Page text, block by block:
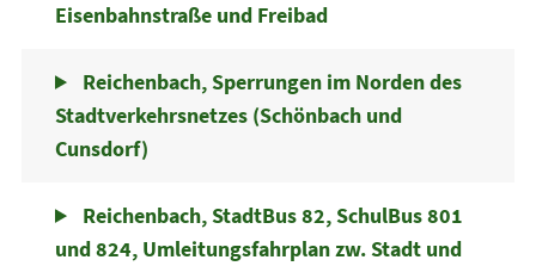
Eisenbahnstraße und Freibad
Reichenbach, Sperrungen im Norden des
Stadtverkehrsnetzes (Schönbach und
Cunsdorf)
Reichenbach, StadtBus 82, SchulBus 801
und 824, Umleitungsfahrplan zw. Stadt und